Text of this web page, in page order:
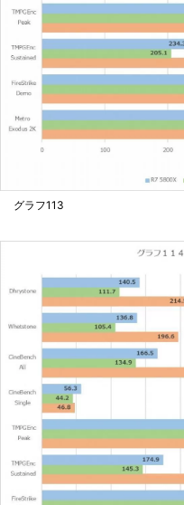
グラフ113